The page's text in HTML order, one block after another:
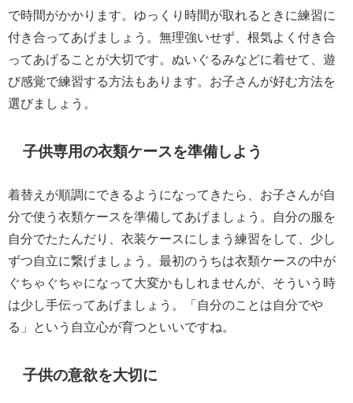
で時間がかかります。ゆっくり時間が取れるときに練習に
付き合ってあげましょう。無理強いせず、根気よく付き合
ってあげることが大切です。ぬいぐるみなどに着せて、遊
び感覚で練習する方法もあります。お子さんが好む方法を
選びましょう。
子供専用の衣類ケースを準備しよう
着替えが順調にできるようになってきたら、お子さんが自
分で使う衣類ケースを準備してあげましょう。自分の服を
自分でたたんだり、衣装ケースにしまう練習をして、少し
ずつ自立に繋げましょう。最初のうちは衣類ケースの中が
ぐちゃぐちゃになって大変かもしれませんが、そういう時
は少し手伝ってあげましょう。「自分のことは自分でや
る」という自立心が育つといいですね。
子供の意欲を大切に